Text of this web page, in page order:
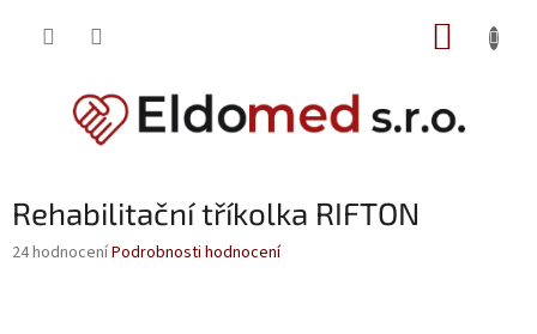
Rehabilitační tříkolka RIFTON
Průměrné
24 hodnoceníPodrobnosti hodnocení